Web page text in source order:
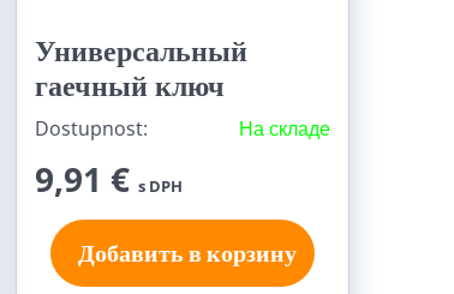
Универсальный
гаечный ключ
Dostupnost: На складе
9,91 € s DPH
Добавить в корзину